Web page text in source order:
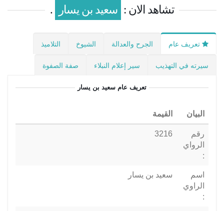
تشاهد الان : سعيد بن يسار .
تعريف عام الجرح والعدالة الشيوخ التلاميذ
سيرته في التهذيب سير إعلام النبلاء صفة الصفوة
تعريف عام سعيد بن يسار
البيان القيمة
رقم
الرواي
:
3216
اسم
الراوي
:
سعيد بن يسار